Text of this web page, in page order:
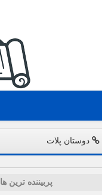
دوستان پلات
پربیننده ترین ها